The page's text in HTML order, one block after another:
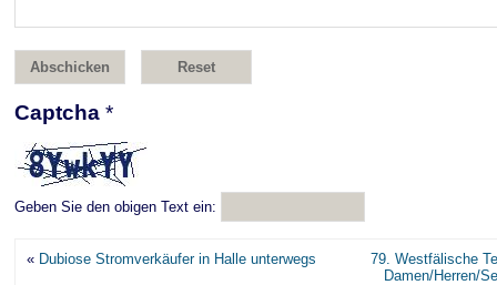
Captcha *
Geben Sie den obigen Text ein:
« Dubiose Stromverkäufer in Halle unterwegs
79. Westfälische
Damen/Herren/